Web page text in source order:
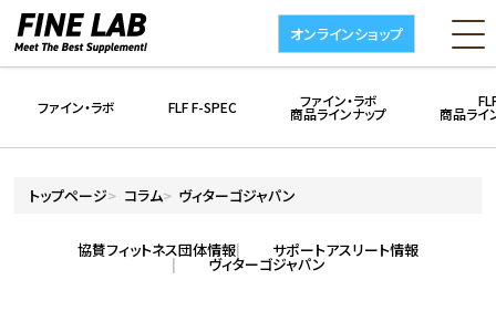
オンラインショップ
ファイン・ラボ FLF F-SPEC ファイン・ラボ
商品ラインナップ 商品ライ
トップページ コラム ヴィターゴジャパン
協賛フィットネス団体情報 サポートアスリート情報
ヴィターゴジャパン